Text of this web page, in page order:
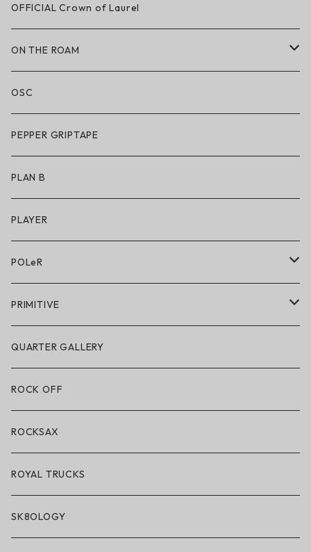
LAKAI × CHOCOLATE
LAKAI × RIPNDIP
シューズ
アパレル
アクセサリー
キッズシューズ
OFFICIAL Crown of Laurel
ON THE ROAM
アパレル
サングラス
アンダーウェア
シューズ
アクセサリー・小物
OSC
PEPPER GRIPTAPE
PLAN B
PLAYER
POLeR
POLeR × GRIZZLY
POLeR × LAKAI
アパレル
アクセサリー・小物
PRIMITIVE
アパレル
ハードグッズ
QUARTER GALLERY
ROCK OFF
ROCKSAX
ROYAL TRUCKS
SK8OLOGY